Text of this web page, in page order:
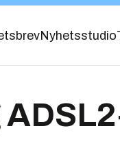
Nyhetsstudio